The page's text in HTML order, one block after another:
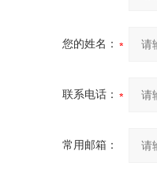
您的姓名：
联系电话：
常用邮箱：